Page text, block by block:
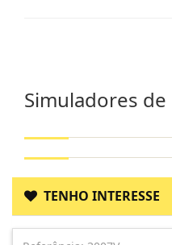
Simuladores de
TENHO INTERESSE